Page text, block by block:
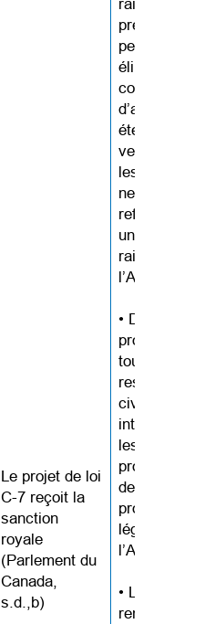
Le projet de loi
C-7 reçoit la
sanction
royale
(Parlement du
Canada,
s.d.,b)
prévisible de
personne est
éliminé. La
couverture
d’assurance
étendue pour
veiller à ce
les
ne soient pas
refusées
uniquement
raison de
l’AMM.
• Des
protections de
toute
responsabilité
civile sont
introduites
les
de la santé
prodiguent
légalement
l’AMM.
• Les